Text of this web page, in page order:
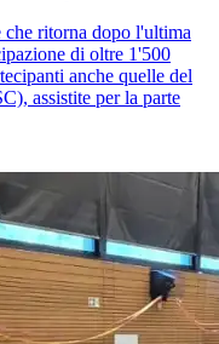
ritorna dopo l'ultima
di oltre 1'500
anche quelle del
assistite per la parte